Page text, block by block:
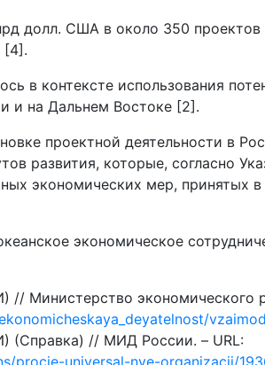
долл. США в около 350
[4].
в контексте использования
и на Дальнем Востоке [2].
проектной деятельности в
развития, которые, согласно
экономических мер, принятых
экономическое
Министерство экономического
(Справка) // МИД России. – URL:
procie-universal-nye-organizacii/